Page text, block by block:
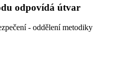
odpovídá útvar
- oddělení metodiky